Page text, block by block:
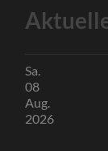
Sa.
08
Aug.
2026